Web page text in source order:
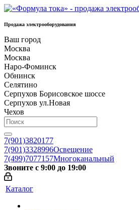
Продажа электрооборудования
Ваш город
Москва
Москва
Наро-Фоминск
Обнинск
Селятино
Серпухов Борисовское шоссе
Серпухов ул.Новая
Чехов
7(901)3820177
7(901)3328996Освещение
7(499)7077157Многоканальный
Звоните с 9:00 до 19:00
Каталог